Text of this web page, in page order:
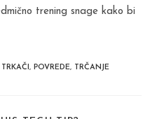
trening snage kako bi
, POVREDE, TRČANJE